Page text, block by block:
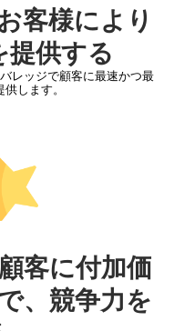
客様により
提供する
レッジで顧客に最速かつ最
します。
客に付加価
、競争力を